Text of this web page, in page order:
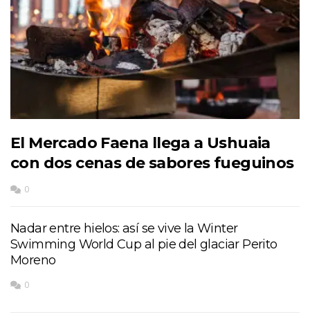
El Mercado Faena llega a Ushuaia
con dos cenas de sabores fueguinos
0
Nadar entre hielos: así se vive la Winter
Swimming World Cup al pie del glaciar Perito
Moreno
0